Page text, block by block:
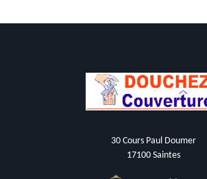
30 Cours Paul Doumer
17100 Saintes